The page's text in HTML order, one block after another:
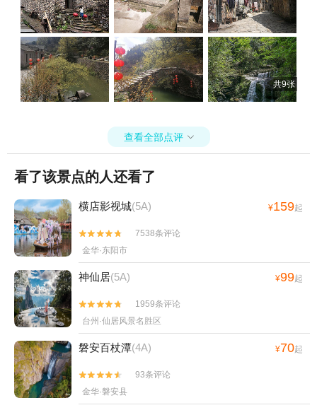
共9张
查看全部点评 
看了该景点的人还看了
横店影视城(5A) ¥159起


7538条评论
金华·东阳市
神仙居(5A) ¥99起


1959条评论
台州·仙居风景名胜区
磐安百杖潭(4A) ¥70起


93条评论
金华·磐安县